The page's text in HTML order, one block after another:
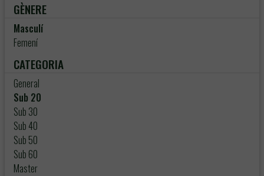
GÈNERE
Masculí
Femení
CATEGORIA
General
Sub 20
Sub 30
Sub 40
Sub 50
Sub 60
Master